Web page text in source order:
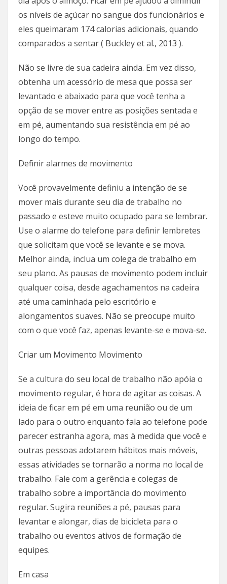
os níveis de açúcar no sangue dos funcionários e
eles queimaram 174 calorias adicionais, quando
comparados a sentar ( Buckley et al., 2013 ).
Não se livre de sua cadeira ainda. Em vez disso,
obtenha um acessório de mesa que possa ser
levantado e abaixado para que você tenha a
opção de se mover entre as posições sentada e
em pé, aumentando sua resistência em pé ao
longo do tempo.
Definir alarmes de movimento
Você provavelmente definiu a intenção de se
mover mais durante seu dia de trabalho no
passado e esteve muito ocupado para se lembrar.
Use o alarme do telefone para definir lembretes
que solicitam que você se levante e se mova.
Melhor ainda, inclua um colega de trabalho em
seu plano. As pausas de movimento podem incluir
qualquer coisa, desde agachamentos na cadeira
até uma caminhada pelo escritório e
alongamentos suaves. Não se preocupe muito
com o que você faz, apenas levante-se e mova-se.
Criar um Movimento Movimento
Se a cultura do seu local de trabalho não apóia o
movimento regular, é hora de agitar as coisas. A
ideia de ficar em pé em uma reunião ou de um
lado para o outro enquanto fala ao telefone pode
parecer estranha agora, mas à medida que você e
outras pessoas adotarem hábitos mais móveis,
essas atividades se tornarão a norma no local de
trabalho. Fale com a gerência e colegas de
trabalho sobre a importância do movimento
regular. Sugira reuniões a pé, pausas para
levantar e alongar, dias de bicicleta para o
trabalho ou eventos ativos de formação de
equipes.
Em casa